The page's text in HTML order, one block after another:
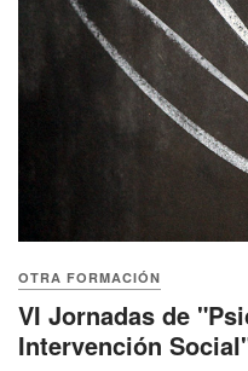
OTRA FORMACIÓN
VI Jornadas de
Intervención